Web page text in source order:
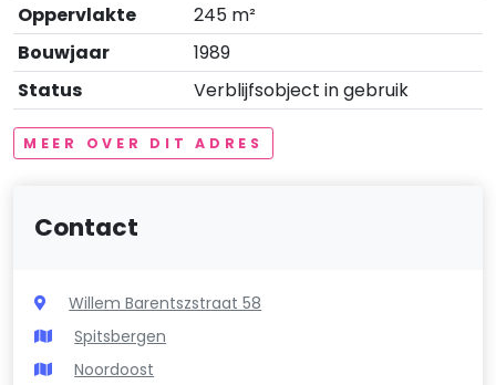
Oppervlakte
245 m²
Bouwjaar
1989
Status
Verblijfsobject in gebruik
MEER OVER DIT ADRES
Contact
Willem Barentszstraat 58
Spitsbergen
Noordoost